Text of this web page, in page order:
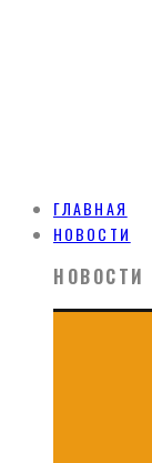
ГЛАВНАЯ
НОВОСТИ
НОВОСТИ